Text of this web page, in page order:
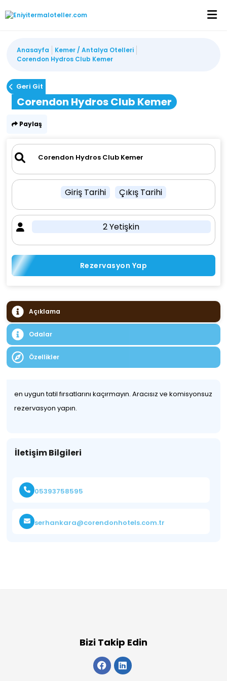
Anasayfa
Kemer / Antalya Otelleri
Corendon Hydros Club Kemer
Geri Git
Corendon Hydros Club Kemer
Paylaş
Giriş Tarihi Çıkış Tarihi
2 Yetişkin
Rezervasyon Yap
Açıklama
Odalar
Özellikler
en uygun tatil fırsatlarını kaçırmayın. Aracısız ve komisyonsuz
rezervasyon yapın.
İletişim Bilgileri
05393758595
serhankara@corendonhotels.com.tr
Bizi Takip Edin